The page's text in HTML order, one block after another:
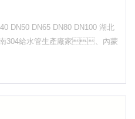
DN50 DN65 DN80 DN100 湖北
304給水管生產廠家、內蒙